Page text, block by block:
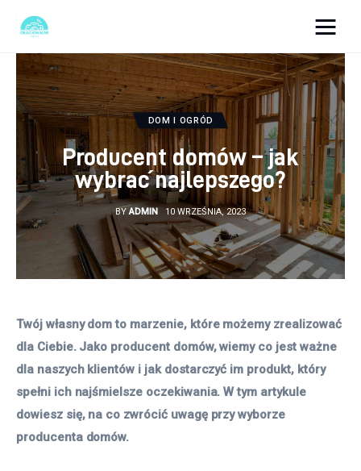
Turystyka
Lifestyle
Dom i ogród
Uroda
Zdrowie
DOM I OGRÓD
Producent domów – jak
wybrać najlepszego?
BY ADMIN 10 WRZEŚNIA, 2023
Twój własny dom to marzenie, które możemy zrealizować
dla Ciebie. Jako producent domów, wiemy co jest ważne
dla naszych klientów i jak dostarczyć im produkt, który
spełni ich najśmielsze oczekiwania. W tym artykule
dowiesz się, na co zwrócić uwagę przy wyborze
producenta domów.